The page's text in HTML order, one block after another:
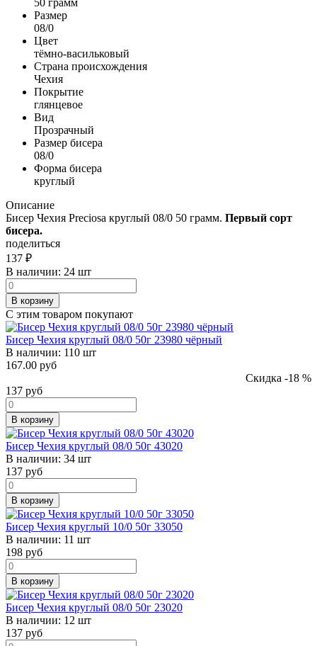
Размер
08/0
Цвет
тёмно-васильковый
Страна происхождения
Чехия
Покрытие
глянцевое
Вид
Прозрачный
Размер бисера
08/0
Форма бисера
круглый
Описание
Бисер Чехия Preciosa круглый 08/0 50 грамм. Первый сорт
бисера.
поделиться
137 ₽
В наличии: 24 шт
В корзину
С этим товаром покупают
Бисер Чехия круглый 08/0 50г 23980 чёрный
В наличии: 110 шт
167.00 руб
Скидка -18 %
137 руб
В корзину
Бисер Чехия круглый 08/0 50г 43020
В наличии: 34 шт
137 руб
В корзину
Бисер Чехия круглый 10/0 50г 33050
В наличии: 11 шт
198 руб
В корзину
Бисер Чехия круглый 08/0 50г 23020
В наличии: 12 шт
137 руб